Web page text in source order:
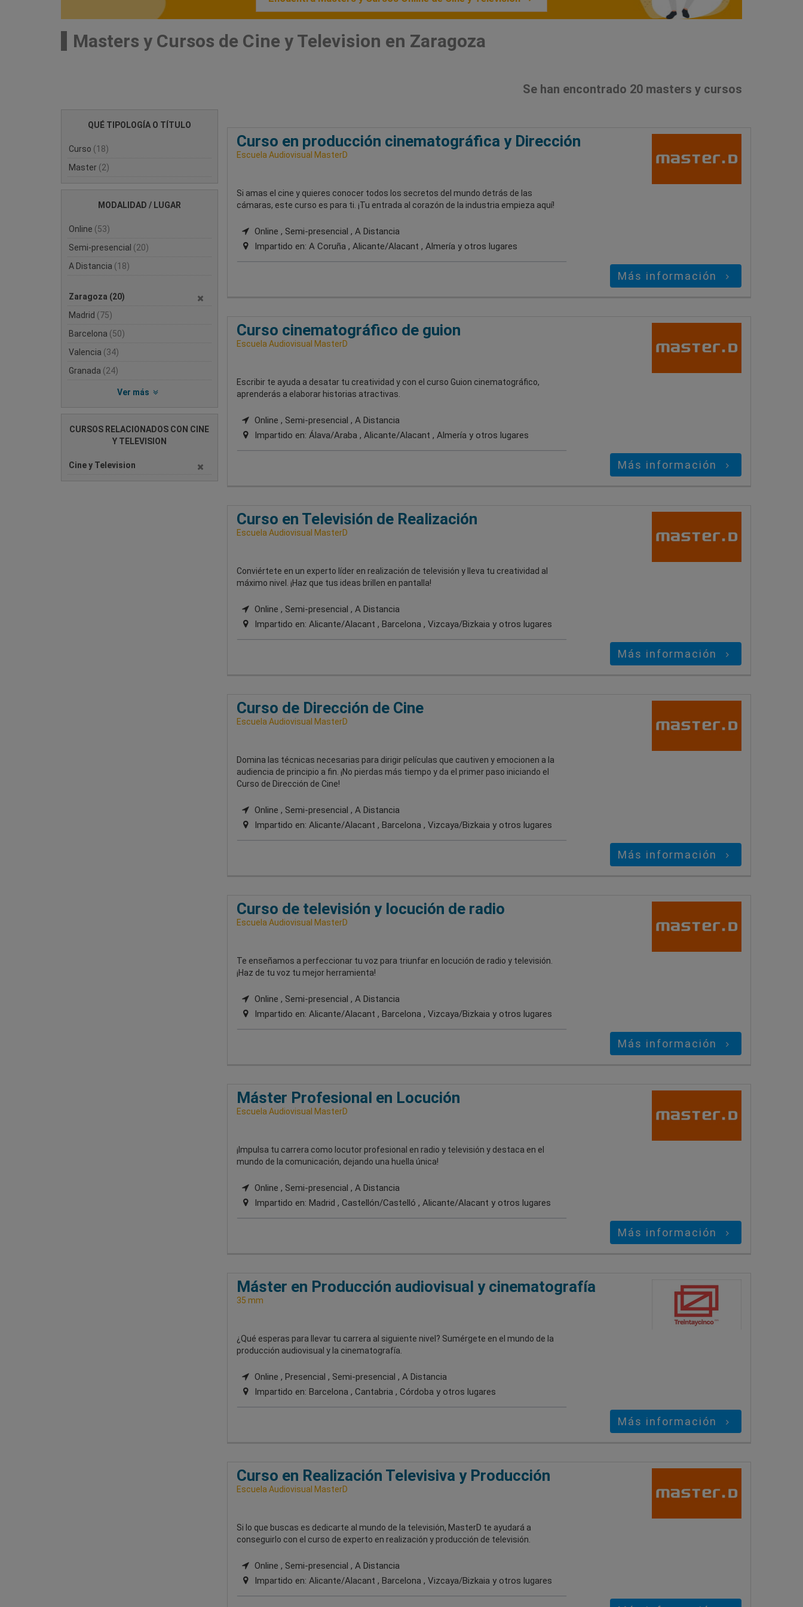
Masters y Cursos de Cine y Television en Zaragoza
Se han encontrado 20 masters y cursos
QUÉ TIPOLOGÍA O TÍTULO
Curso (18)
Master (2)
MODALIDAD / LUGAR
Online (53)
Semi-presencial (20)
A Distancia (18)
Zaragoza (20)
Madrid (75)
Barcelona (50)
Valencia (34)
Granada (24)
Ver más
CURSOS RELACIONADOS CON CINE
Y TELEVISION
Cine y Television
Curso en producción cinematográfica y Dirección
Escuela Audiovisual MasterD
Si amas el cine y quieres conocer todos los secretos del mundo detrás de las
cámaras, este curso es para ti. ¡Tu entrada al corazón de la industria empieza aquí!
Online , Semi-presencial , A Distancia
Impartido en: A Coruña , Alicante/Alacant , Almería y otros lugares
Más información
Curso cinematográfico de guion
Escuela Audiovisual MasterD
Escribir te ayuda a desatar tu creatividad y con el curso Guion cinematográfico,
aprenderás a elaborar historias atractivas.
Online , Semi-presencial , A Distancia
Impartido en: Álava/Araba , Alicante/Alacant , Almería y otros lugares
Más información
Curso en Televisión de Realización
Escuela Audiovisual MasterD
Conviértete en un experto líder en realización de televisión y lleva tu creatividad al
máximo nivel. ¡Haz que tus ideas brillen en pantalla!
Online , Semi-presencial , A Distancia
Impartido en: Alicante/Alacant , Barcelona , Vizcaya/Bizkaia y otros lugares
Más información
Curso de Dirección de Cine
Escuela Audiovisual MasterD
Domina las técnicas necesarias para dirigir películas que cautiven y emocionen a la
audiencia de principio a fin. ¡No pierdas más tiempo y da el primer paso iniciando el
Curso de Dirección de Cine!
Online , Semi-presencial , A Distancia
Impartido en: Alicante/Alacant , Barcelona , Vizcaya/Bizkaia y otros lugares
Más información
Curso de televisión y locución de radio
Escuela Audiovisual MasterD
Te enseñamos a perfeccionar tu voz para triunfar en locución de radio y televisión.
¡Haz de tu voz tu mejor herramienta!
Online , Semi-presencial , A Distancia
Impartido en: Alicante/Alacant , Barcelona , Vizcaya/Bizkaia y otros lugares
Más información
Máster Profesional en Locución
Escuela Audiovisual MasterD
¡Impulsa tu carrera como locutor profesional en radio y televisión y destaca en el
mundo de la comunicación, dejando una huella única!
Online , Semi-presencial , A Distancia
Impartido en: Madrid , Castellón/Castelló , Alicante/Alacant y otros lugares
Más información
Máster en Producción audiovisual y cinematografía
35 mm
¿Qué esperas para llevar tu carrera al siguiente nivel? Sumérgete en el mundo de la
producción audiovisual y la cinematografía.
Online , Presencial , Semi-presencial , A Distancia
Impartido en: Barcelona , Cantabria , Córdoba y otros lugares
Más información
Curso en Realización Televisiva y Producción
Escuela Audiovisual MasterD
Si lo que buscas es dedicarte al mundo de la televisión, MasterD te ayudará a
conseguirlo con el curso de experto en realización y producción de televisión.
Online , Semi-presencial , A Distancia
Impartido en: Alicante/Alacant , Barcelona , Vizcaya/Bizkaia y otros lugares